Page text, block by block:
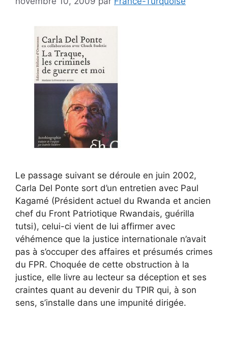
Le passage suivant se déroule en juin 2002,
Carla Del Ponte sort d’un entretien avec Paul
Kagamé (Président actuel du Rwanda et ancien
chef du Front Patriotique Rwandais, guérilla
tutsi), celui-ci vient de lui affirmer avec
véhémence que la justice internationale n’avait
pas à s’occuper des affaires et présumés crimes
du FPR. Choquée de cette obstruction à la
justice, elle livre au lecteur sa déception et ses
craintes quant au devenir du TPIR qui, à son
sens, s’installe dans une impunité dirigée.